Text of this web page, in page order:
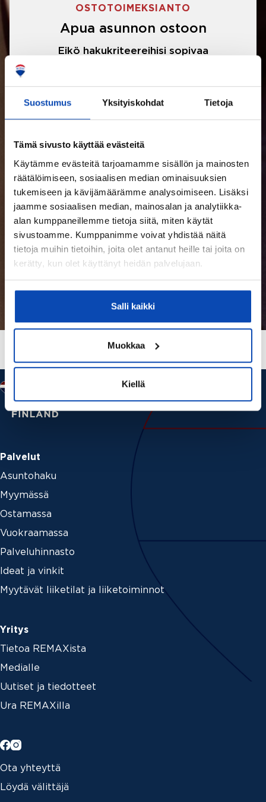
Suostumus Yksityiskohdat Tietoja
Tämä sivusto käyttää evästeitä
Käytämme evästeitä tarjoamamme sisällön ja mainosten
räätälöimiseen, sosiaalisen median ominaisuuksien
tukemiseen ja kävijämäärämme analysoimiseen. Lisäksi
jaamme sosiaalisen median, mainosalan ja analytiikka-
alan kumppaneillemme tietoja siitä, miten käytät
sivustoamme. Kumppanimme voivat yhdistää näitä
tietoja muihin tietoihin, joita olet antanut heille tai joita on
kerätty, kun olet käyttänyt heidän palvelujaan.
Salli kaikki
Muokkaa
Kiellä
OSTOTOIMEKSIANTO
Apua asunnon ostoon
Eikö hakukriteereihisi sopivaa
LUE LISÄÄ
Palvelut
Asuntohaku
Myymässä
Ostamassa
Vuokraamassa
Palveluhinnasto
Ideat ja vinkit
Myytävät liiketilat ja liiketoiminnot
Yritys
Tietoa REMAXista
Medialle
Uutiset ja tiedotteet
Ura REMAXilla
Ota yhteyttä
Löydä välittäjä